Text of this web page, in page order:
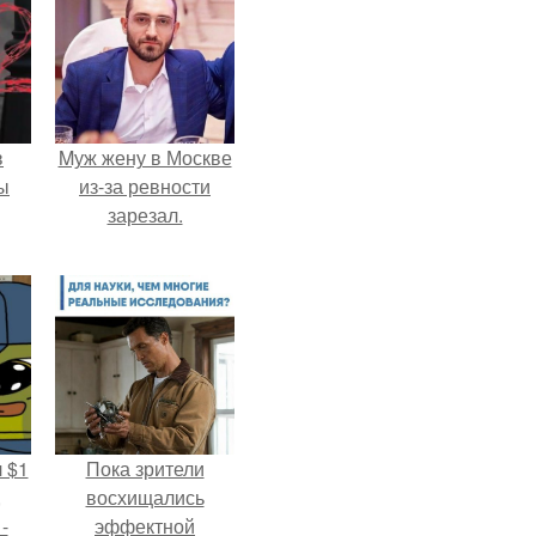
Mуж жену в Москве
из-за ревности
зарезал.
Пока зрители
восхищались
эффектной